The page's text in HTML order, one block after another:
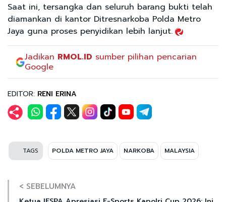
Saat ini, tersangka dan seluruh barang bukti telah
diamankan di kantor Ditresnarkoba Polda Metro
Jaya guna proses penyidikan lebih lanjut.
Jadikan RMOL.ID sumber pilihan pencarian
Google
EDITOR: RENI ERINA
TAGS POLDA METRO JAYA NARKOBA MALAYSIA
< SEBELUMNYA